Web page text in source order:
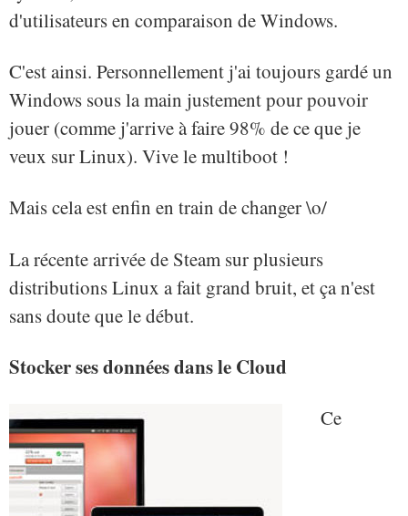
d'utilisateurs en comparaison de Windows.
C'est ainsi. Personnellement j'ai toujours gardé un
Windows sous la main justement pour pouvoir
jouer (comme j'arrive à faire 98% de ce que je
veux sur Linux). Vive le multiboot !
Mais cela est enfin en train de changer \o/
La récente arrivée de Steam sur plusieurs
distributions Linux a fait grand bruit, et ça n'est
sans doute que le début.
Stocker ses données dans le Cloud
Ce